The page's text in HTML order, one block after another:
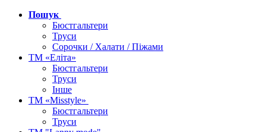
Пошук
Бюстгальтери
Труси
Сорочки / Халати / Піжами
ТМ «Еліта»
Бюстгальтери
Труси
Інше
ТМ «Misstyle»
Бюстгальтери
Труси